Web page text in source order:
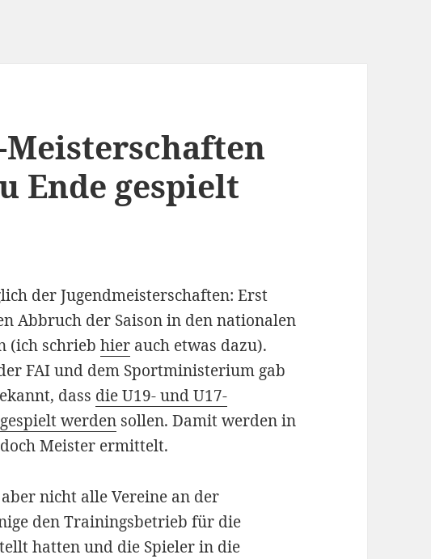
Meisterschaften
Ende gespielt
der Jugendmeisterschaften: Erst
Abbruch der Saison in den nationalen
(ich schriebhier auch etwas dazu).
FAI und dem Sportministerium gab
dass die U19- und U17-
werden sollen. Damit werden in
Meister ermittelt.
nicht alle Vereine an der
den Trainingsbetrieb für die
hatten und die Spieler in die